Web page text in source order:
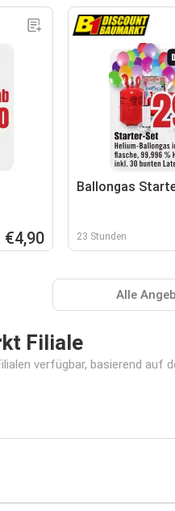
€4,90
Ballongas
23 Stunden
Alle
Filiale
verfügbar, basierend auf